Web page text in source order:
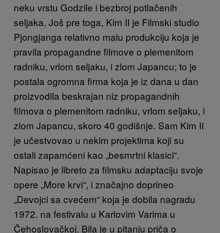
neku vrstu Godzile i bezbroj potlačenih
seljaka. Još pre toga, Kim II je Filmski studio
Pjongjanga relativno malu produkciju koja je
pravila propagandne filmove o plemenitom
radniku, vrlom seljaku, i zlom Japancu; to je
postala ogromna firma koja je iz dana u dan
proizvodila beskrajan niz propagandnih
filmova o plemenitom radniku, vrlom seljaku, i
zlom Japancu, skoro 40 godišnje. Sam Kim II
je učestvovao u nekim projektima koji su
ostali zapamćeni kao „besmrtni klasici“.
Napisao je libreto za filmsku adaptaciju svoje
opere „More krvi“, i značajno doprineo
„Devojci sa cvećem“ koja je dobila nagradu
1972. na festivalu u Karlovim Varima u
Čehoslovačkoj. Bila je u pitanju priča o